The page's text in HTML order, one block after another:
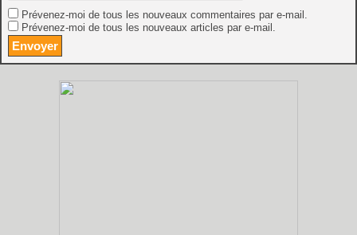
Prévenez-moi de tous les nouveaux commentaires par e-mail.
Prévenez-moi de tous les nouveaux articles par e-mail.